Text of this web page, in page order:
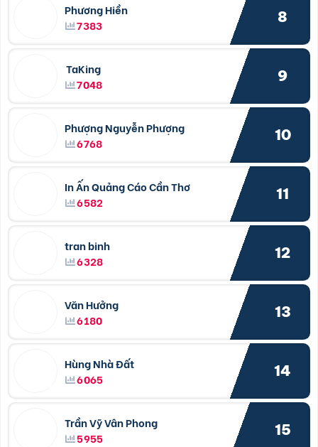
Phương Hiền
7383
8
TaKing
7048
9
Phượng Nguyễn Phượng
6768
10
In Ấn Quảng Cáo Cần Thơ
6582
11
tran binh
6328
12
Văn Hưởng
6180
13
Hùng Nhà Đất
6065
14
Trần Vỹ Vân Phong
5955
15